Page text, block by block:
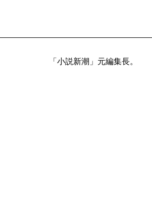
「小説新潮」元編集長。